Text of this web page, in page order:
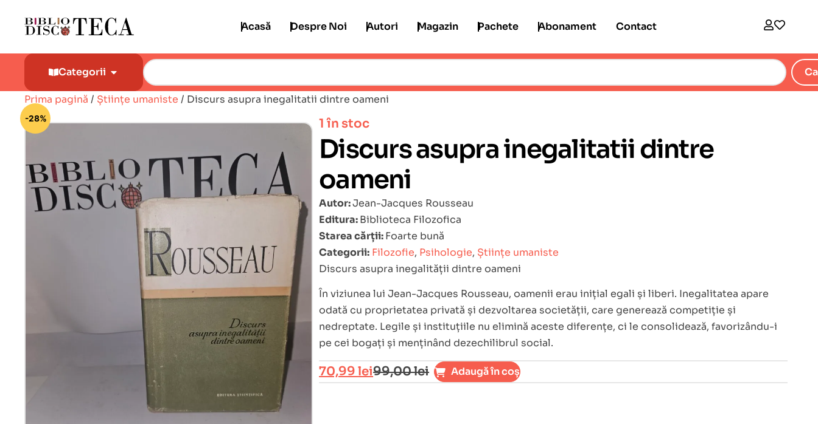
Acasă Despre Noi Autori Magazin Pachete Abonament Contact
Categorii
Prima pagină / Științe umaniste / Discurs asupra inegalitatii dintre oameni
-28%
🔍
1 în stoc
Discurs asupra inegalitatii dintre
oameni
Autor:Jean-Jacques Rousseau
Editura:Biblioteca Filozofica
Starea cărții:Foarte bună
Categorii: Filozofie, Psihologie, Științe umaniste
Discurs asupra inegalității dintre oameni
În viziunea lui Jean-Jacques Rousseau, oamenii erau inițial egali și liberi. Inegalitatea apare
odată cu proprietatea privată și dezvoltarea societății, care generează competiție și
nedreptate. Legile și instituțiile nu elimină aceste diferențe, ci le consolidează, favorizându-i
pe cei bogați și menținând dezechilibrul social.
99,00lei
70,99lei Adaugă în coș